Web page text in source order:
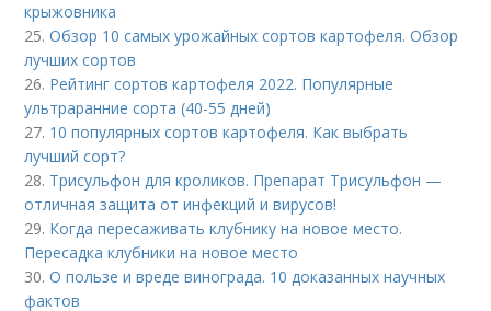
крыжовника
25.Обзор 10 самых урожайных сортов картофеля. Обзор
лучших сортов
26. Рейтинг сортов картофеля 2022. Популярные
ультраранние сорта (40-55 дней)
27. 10 популярных сортов картофеля. Как выбрать
лучший сорт?
28. Трисульфон для кроликов. Препарат Трисульфон —
отличная защита от инфекций и вирусов!
29. Когда пересаживать клубнику на новое место.
Пересадка клубники на новое место
30.О пользе и вреде винограда. 10 доказанных научных
фактов